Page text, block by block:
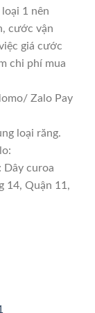
1 nên
cước vận
giá cước
chi phí mua
Zalo Pay
loại răng.
Dây curoa
14, Quận 11,